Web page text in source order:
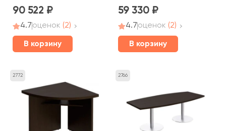
90 522
4.7оценок (2)
В корзину
59 330
4.7оценок (2)
В корзину
2772 2766